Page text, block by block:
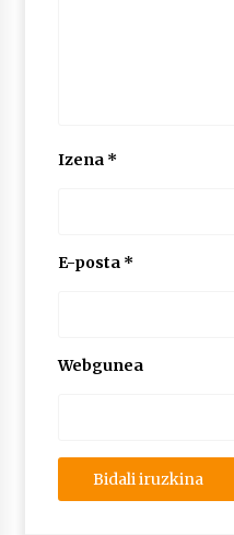
Izena *
E-posta *
Webgunea